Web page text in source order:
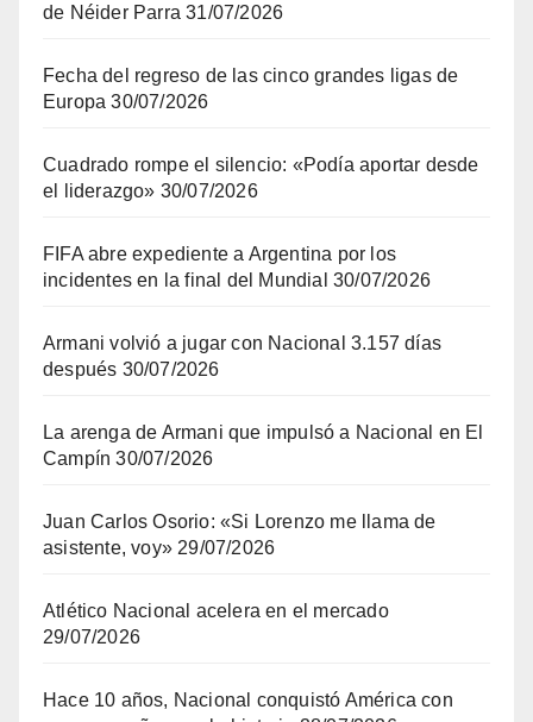
de Néider Parra 31/07/2026
Fecha del regreso de las cinco grandes ligas de
Europa 30/07/2026
Cuadrado rompe el silencio: «Podía aportar desde
el liderazgo» 30/07/2026
FIFA abre expediente a Argentina por los
incidentes en la final del Mundial 30/07/2026
Armani volvió a jugar con Nacional 3.157 días
después 30/07/2026
La arenga de Armani que impulsó a Nacional en El
Campín 30/07/2026
Juan Carlos Osorio: «Si Lorenzo me llama de
asistente, voy» 29/07/2026
Atlético Nacional acelera en el mercado
29/07/2026
Hace 10 años, Nacional conquistó América con